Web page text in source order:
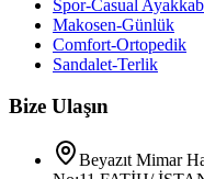
Spor-Casual
Makosen-Günlük
Comfort-Ortopedik
Sandalet-Terlik
Bize Ulaşın
Beyazıt Mimar